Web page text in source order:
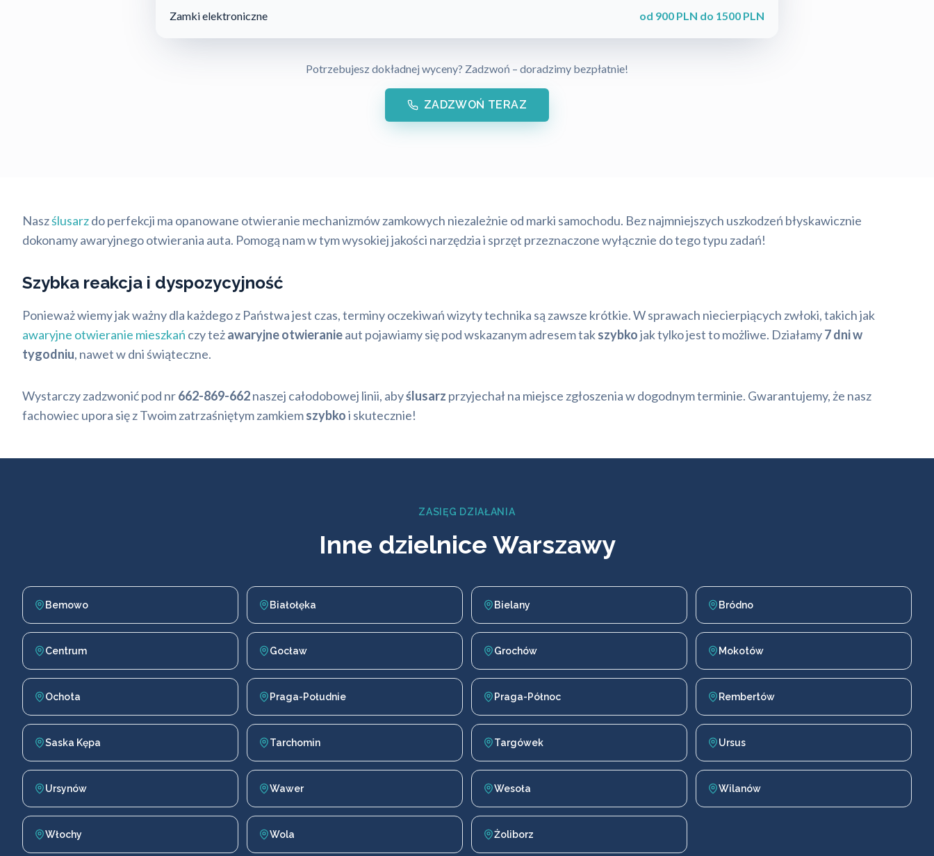
Zamki elektroniczne od 900 PLN do 1500 PLN
Potrzebujesz dokładnej wyceny? Zadzwoń – doradzimy bezpłatnie!
ZADZWOŃ TERAZ
Naszślusarzdo perfekcji ma opanowane otwieranie mechanizmów zamkowych niezależnie od marki samochodu. Bez najmniejszych uszkodzeń błyskawicznie
dokonamy awaryjnego otwierania auta. Pomogą nam w tym wysokiej jakości narzędzia i sprzęt przeznaczone wyłącznie do tego typu zadań!
Szybka reakcja i dyspozycyjność
Ponieważ wiemy jak ważny dla każdego z Państwa jest czas, terminy oczekiwań wizyty technika są zawsze krótkie. W sprawach niecierpiących zwłoki, takich jak
awaryjne otwieranie mieszkań czy teżawaryjne otwieranieaut pojawiamy się pod wskazanym adresem takszybkojak tylko jest to możliwe. Działamy7 dni w
tygodniu, nawet w dni świąteczne.
Wystarczy zadzwonić pod nr662-869-662naszej całodobowej linii, abyślusarz przyjechał na miejsce zgłoszenia w dogodnym terminie. Gwarantujemy, że nasz
fachowiec upora się z Twoim zatrzaśniętym zamkiemszybkoi skutecznie!
ZASIĘG DZIAŁANIA
Inne dzielnice Warszawy
Bemowo Białołęka Bielany Bródno
Centrum Gocław Grochów Mokotów
Ochota Praga-Południe Praga-Północ Rembertów
Saska Kępa Tarchomin Targówek Ursus
Ursynów Wawer Wesoła Wilanów
Włochy Wola Żoliborz